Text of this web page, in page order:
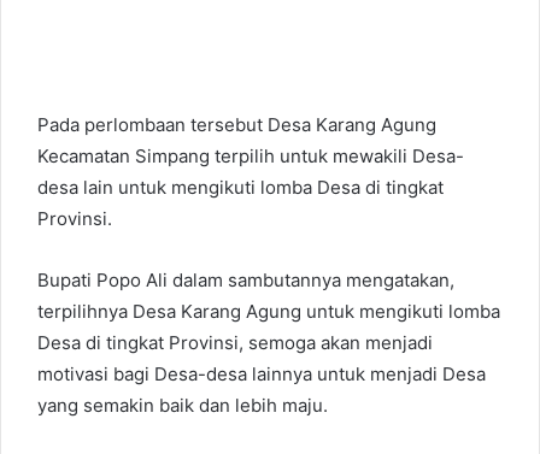
Pada perlombaan tersebut Desa Karang Agung
Kecamatan Simpang terpilih untuk mewakili Desa-
desa lain untuk mengikuti lomba Desa di tingkat
Provinsi.
Bupati Popo Ali dalam sambutannya mengatakan,
terpilihnya Desa Karang Agung untuk mengikuti lomba
Desa di tingkat Provinsi, semoga akan menjadi
motivasi bagi Desa-desa lainnya untuk menjadi Desa
yang semakin baik dan lebih maju.